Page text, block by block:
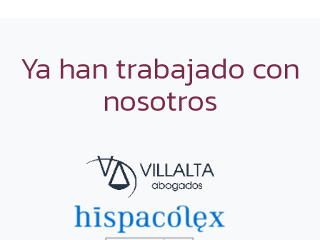
Ya han trabajado con
nosotros